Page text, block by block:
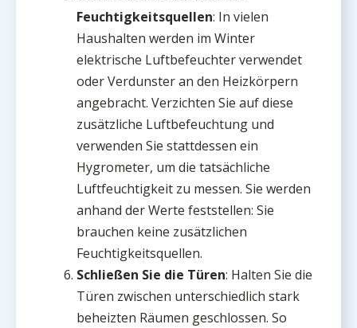
Feuchtigkeitsquellen: In vielen
Haushalten werden im Winter
elektrische Luftbefeuchter verwendet
oder Verdunster an den Heizkörpern
angebracht. Verzichten Sie auf diese
zusätzliche Luftbefeuchtung und
verwenden Sie stattdessen ein
Hygrometer, um die tatsächliche
Luftfeuchtigkeit zu messen. Sie werden
anhand der Werte feststellen: Sie
brauchen keine zusätzlichen
Feuchtigkeitsquellen.
Schließen Sie die Türen: Halten Sie die
Türen zwischen unterschiedlich stark
beheizten Räumen geschlossen. So